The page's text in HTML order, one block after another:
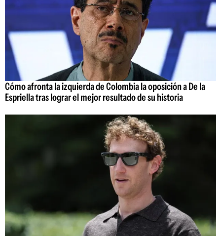
Cómo afronta la izquierda de Colombia la oposición a De la
Espriella tras lograr el mejor resultado de su historia